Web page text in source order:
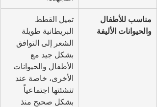
مناسب للأطفال
والحيوانات الأليفة
تميل القطط
البريطانية طويلة
الشعر إلى التوافق
بشكل جيد مع
الأطفال والحيوانات
الأخرى، خاصة عند
تنشئتها اجتماعياً
بشكل صحيح منذ